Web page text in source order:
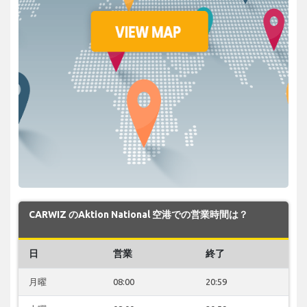
CARWIZ のAktion National 空港での営業時間は？
日 営業 終了
月曜 08:00 20:59